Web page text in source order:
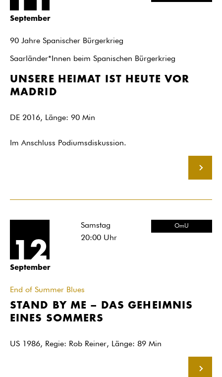
September
90 Jahre Spanischer Bürgerkrieg
Saarländer*Innen beim Spanischen Bürgerkrieg
UNSERE HEIMAT IST HEUTE VOR
MADRID
DE 2016, Länge: 90 Min
Im Anschluss Podiumsdiskussion.
12
September
Samstag
20:00Uhr
OmU
End of Summer Blues
STAND BY ME – DAS GEHEIMNIS
EINES SOMMERS
US 1986, Regie: Rob Reiner, Länge: 89 Min